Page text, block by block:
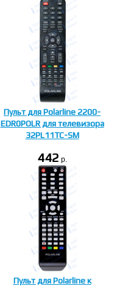
Пульт для Polarline 2200-
EDR0POLR для телевизора
32PL11TC-SM
442 p.
Пульт для Polarline к